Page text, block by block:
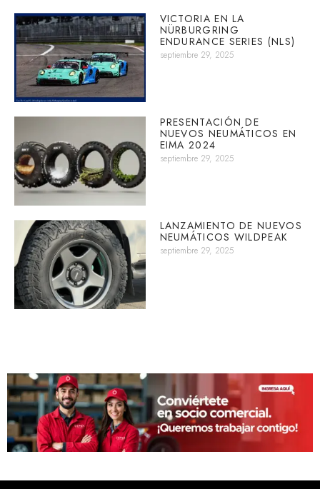
VICTORIA EN LA
NÜRBURGRING
ENDURANCE SERIES (NLS)
septiembre 29, 2025
PRESENTACIÓN DE
NUEVOS NEUMÁTICOS EN
EIMA 2024
septiembre 29, 2025
LANZAMIENTO DE NUEVOS
NEUMÁTICOS WILDPEAK
septiembre 29, 2025